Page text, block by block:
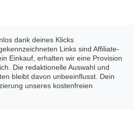
dank deines Klicks
Links sind Affiliate-
Einkauf, erhalten wir eine Provision
Die redaktionelle Auswahl und
bleibt davon unbeeinflusst. Dein
unseres kostenfreien